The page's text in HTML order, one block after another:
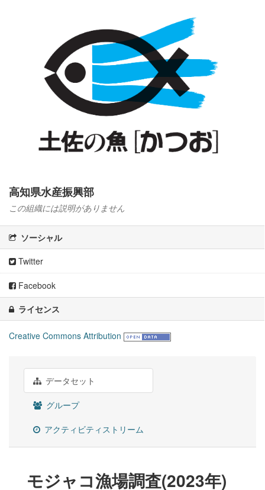
高知県水産振興部
この組織には説明がありません
ソーシャル
Twitter
Facebook
ライセンス
Creative Commons Attribution
データセット
グループ
アクティビティストリーム
モジャコ漁場調査(2023年)